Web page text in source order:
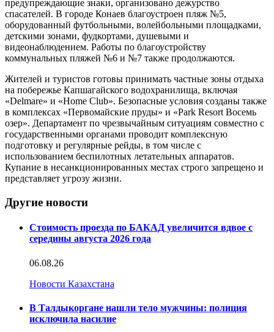
предупреждающие знаки, организовано дежурство
спасателей. В городе Конаев благоустроен пляж №5,
оборудованный футбольными, волейбольными площадками,
детскими зонами, фудкортами, душевыми и
видеонаблюдением. Работы по благоустройству
коммунальных пляжей №6 и №7 также продолжаются.
Жителей и туристов готовы принимать частные зоны отдыха
на побережье Капшагайского водохранилища, включая
«Delmare» и «Home Club». Безопасные условия созданы также
в комплексах «Первомайские пруды» и «Park Resort Восемь
озер». Департамент по чрезвычайным ситуациям совместно с
государственными органами проводит комплексную
подготовку и регулярные рейды, в том числе с
использованием беспилотных летательных аппаратов.
Купание в несанкционированных местах строго запрещено и
представляет угрозу жизни.
Другие новости
Стоимость проезда по БАКАД увеличится вдвое с
середины августа 2026 года
06.08.26
Новости Казахстана
В Талдыкоргане нашли тело мужчины: полиция
исключила насилие